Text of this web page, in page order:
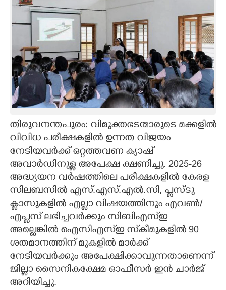
INFO+
ART
CARTOONS
LITERATURE
ZOOM
CONTACT US
തിരുവനന്തപുരം: വിമുക്തഭടന്മാരുടെ മക്കളിൽ
വിവിധ പരീക്ഷകളിൽ ഉന്നത വിജയം
നേടിയവർക്ക് ഒറ്റത്തവണ ക്യാഷ്
അവാർഡിനുള്ള അപേക്ഷ ക്ഷണിച്ചു. 2025-26
അദ്ധ്യയന വർഷത്തിലെ പരീക്ഷകളിൽ കേരള
സിലബസിൽ എസ്.എസ്.എൽ.സി, പ്ലസ്ടു
ക്ലാസുകളിൽ എല്ലാ വിഷയത്തിനും എവൺ/
എപ്ലസ് ലഭിച്ചവർക്കും സിബിഎസ്ഇ
അല്ലെങ്കിൽ ഐസിഎസ്ഇ സ്‌കീമുകളിൽ 90
ശതമാനത്തിന് മുകളിൽ മാർക്ക്
നേടിയവർക്കും അപേക്ഷിക്കാവുന്നതാണെന്ന്
ജില്ലാ സൈനികക്ഷേമ ഓഫീസർ ഇൻ ചാർജ്
അറിയിച്ചു.